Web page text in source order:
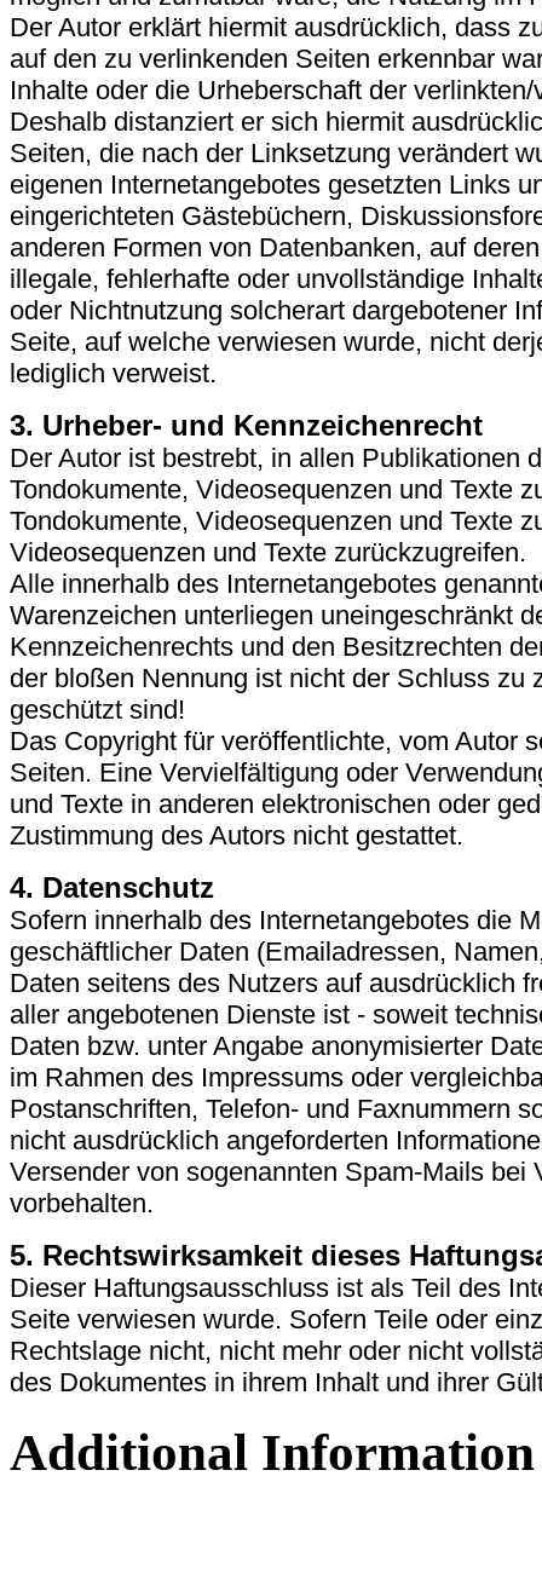
Der Autor erklärt hiermit ausdrücklich, dass
auf den zu verlinkenden Seiten erkennbar
Inhalte oder die Urheberschaft der
Deshalb distanziert er sich hiermit
Seiten, die nach der Linksetzung verändert
eigenen Internetangebotes gesetzten Links
eingerichteten Gästebüchern,
anderen Formen von Datenbanken, auf
illegale, fehlerhafte oder unvollständige
oder Nichtnutzung solcherart dargebotener
Seite, auf welche verwiesen wurde, nicht
lediglich verweist.
3. Urheber- und Kennzeichenrecht
Der Autor ist bestrebt, in allen Publikationen
Tondokumente, Videosequenzen und Texte
Tondokumente, Videosequenzen und Texte
Videosequenzen und Texte zurückzugreifen.
Alle innerhalb des Internetangebotes
Warenzeichen unterliegen uneingeschränkt
Kennzeichenrechts und den Besitzrechten
der bloßen Nennung ist nicht der Schluss
geschützt sind!
Das Copyright für veröffentlichte, vom Autor
Seiten. Eine Vervielfältigung oder
und Texte in anderen elektronischen oder
Zustimmung des Autors nicht gestattet.
4. Datenschutz
Sofern innerhalb des Internetangebotes die
geschäftlicher Daten (Emailadressen,
Daten seitens des Nutzers auf ausdrücklich
aller angebotenen Dienste ist - soweit
Daten bzw. unter Angabe anonymisierter
im Rahmen des Impressums oder
Postanschriften, Telefon- und Faxnummern
nicht ausdrücklich angeforderten
Versender von sogenannten Spam-Mails
vorbehalten.
5. Rechtswirksamkeit dieses
Dieser Haftungsausschluss ist als Teil des
Seite verwiesen wurde. Sofern Teile oder
Rechtslage nicht, nicht mehr oder nicht
des Dokumentes in ihrem Inhalt und ihrer
Additional Information